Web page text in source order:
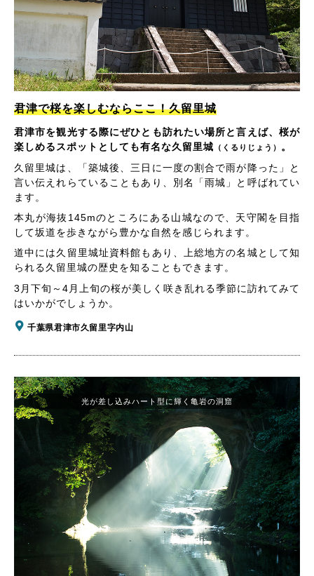
君津で桜を楽しむならここ！久留里城
君津市を観光する際にぜひとも訪れたい場所と言えば、桜が
楽しめるスポットとしても有名な久留里城 （くるりじょう） 。
久留里城は、「築城後、三日に一度の割合で雨が降った」と
言い伝えれらていることもあり、別名「雨城」と呼ばれてい
ます。
本丸が海抜145mのところにある山城なので、天守閣を目指
して坂道を歩きながら豊かな自然を感じられます。
道中には久留里城址資料館もあり、上総地方の名城として知
られる久留里城の歴史を知ることもできます。
3月下旬～4月上旬の桜が美しく咲き乱れる季節に訪れてみて
はいかがでしょうか。
千葉県君津市久留里字内山
光が差し込みハート型に輝く亀岩の洞窟